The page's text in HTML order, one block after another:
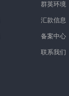
群英环境
汇款信息
备案中心
联系我们